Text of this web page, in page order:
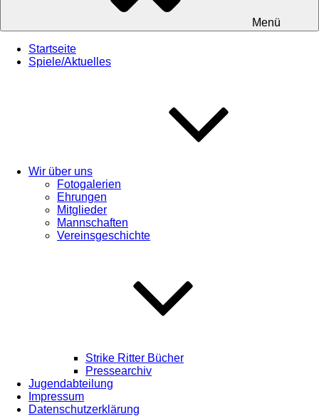
Menü
Startseite
Spiele/Aktuelles
Wir über uns
Fotogalerien
Ehrungen
Mitglieder
Mannschaften
Vereinsgeschichte
Strike Ritter Bücher
Pressearchiv
Jugendabteilung
Impressum
Datenschutzerklärung